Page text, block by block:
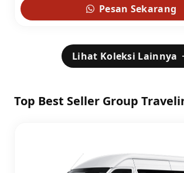
Pesan Sekarang
Lihat Koleksi Lainnya
Top Best Seller Group